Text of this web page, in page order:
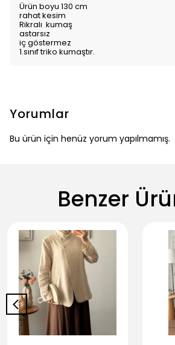
Ürün boyu 130 cm
rahat kesim
Rikralı kumaş
astarsız
iç göstermez
1.sınıf triko kumaştır.
Yorumlar
Bu ürün için henüz yorum yapılmamış.
Benzer